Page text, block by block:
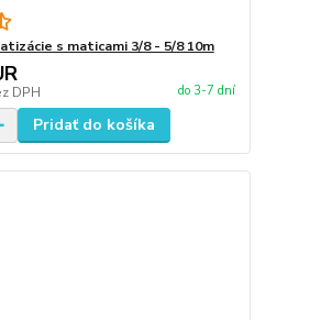
s maticami 3/8 - 5/8 10m
DPH do 3-7 dní
Pridať do košíka